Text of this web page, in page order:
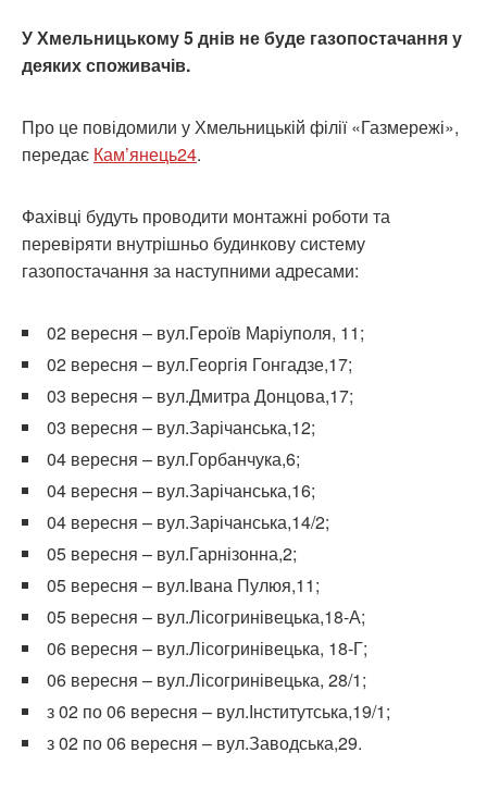
У Хмельницькому 5 днів не буде газопостачання у
деяких споживачів.
Про це повідомили у Хмельницькій філії «Газмережі»,
передає Кам’янець24.
Фахівці будуть проводити монтажні роботи та
перевіряти внутрішньо будинкову систему
газопостачання за наступними адресами:
02 вересня – вул.Героїв Маріуполя, 11;
02 вересня – вул.Георгія Гонгадзе,17;
03 вересня – вул.Дмитра Донцова,17;
03 вересня – вул.Зарічанська,12;
04 вересня – вул.Горбанчука,6;
04 вересня – вул.Зарічанська,16;
04 вересня – вул.Зарічанська,14/2;
05 вересня – вул.Гарнізонна,2;
05 вересня – вул.Івана Пулюя,11;
05 вересня – вул.Лісогринівецька,18-А;
06 вересня – вул.Лісогринівецька, 18-Г;
06 вересня – вул.Лісогринівецька, 28/1;
з 02 по 06 вересня – вул.Інститутська,19/1;
з 02 по 06 вересня – вул.Заводська,29.